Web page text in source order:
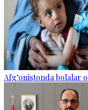
Afg‘onistonda bolalar